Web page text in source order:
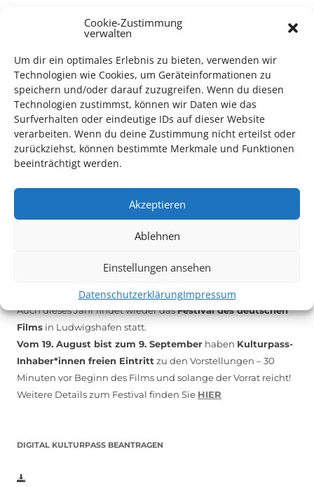
Cookie-Zustimmung
verwalten
Um dir ein optimales Erlebnis zu bieten, verwenden wir
Technologien wie Cookies, um Geräteinformationen zu
speichern und/oder darauf zuzugreifen. Wenn du diesen
Technologien zustimmst, können wir Daten wie das
Surfverhalten oder eindeutige IDs auf dieser Website
verarbeiten. Wenn du deine Zustimmung nicht erteilst oder
zurückziehst, können bestimmte Merkmale und Funktionen
beeinträchtigt werden.
Akzeptieren
Ablehnen
Einstellungen ansehen
DatenschutzerklärungImpressum
Mithilfe im Bereich Technik. Sie haben Interesse? Dann
melden Sie sich unterinfo@kulturparkett-rhein-neckar.de
*KULTURTIPP SOMMERPAUSE: FESTIVAL DES DEUTSCHEN FILMS*
Auch dieses Jahr findet wieder dasFestival des deutschen
Films in Ludwigshafen statt.
Vom 19. August bist zum 9. September haben Kulturpass-
Inhaber*innen freien Eintritt zu den Vorstellungen – 30
Minuten vor Beginn des Films und solange der Vorrat reicht!
Weitere Details zum Festival finden Sie HIER
DIGITAL KULTURPASS BEANTRAGEN